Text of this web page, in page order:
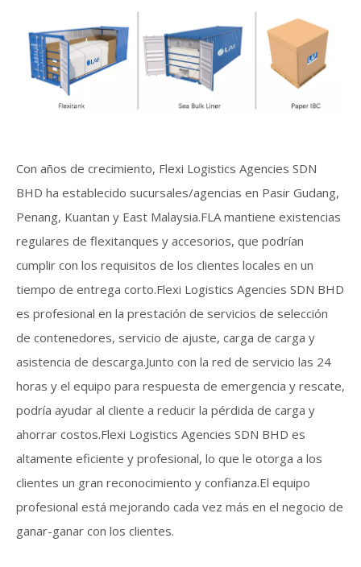
Con años de crecimiento, Flexi Logistics Agencies SDN
BHD ha establecido sucursales/agencias en Pasir Gudang,
Penang, Kuantan y East Malaysia.FLA mantiene existencias
regulares de flexitanques y accesorios, que podrían
cumplir con los requisitos de los clientes locales en un
tiempo de entrega corto.Flexi Logistics Agencies SDN BHD
es profesional en la prestación de servicios de selección
de contenedores, servicio de ajuste, carga de carga y
asistencia de descarga.Junto con la red de servicio las 24
horas y el equipo para respuesta de emergencia y rescate,
podría ayudar al cliente a reducir la pérdida de carga y
ahorrar costos.Flexi Logistics Agencies SDN BHD es
altamente eficiente y profesional, lo que le otorga a los
clientes un gran reconocimiento y confianza.El equipo
profesional está mejorando cada vez más en el negocio de
ganar-ganar con los clientes.